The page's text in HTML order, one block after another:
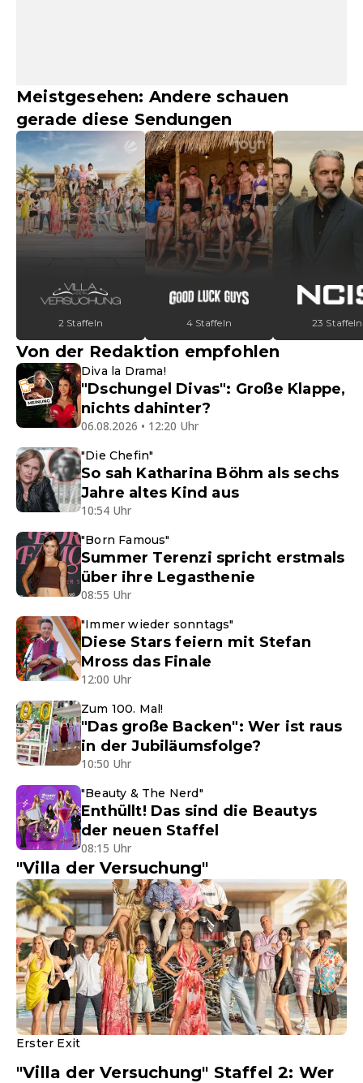
Meistgesehen: Andere schauen
gerade diese Sendungen
2 Staffeln 4 Staffeln 23 Staffeln
Von der Redaktion empfohlen
Diva la Drama!
"Dschungel Divas": Große Klappe,
nichts dahinter?
06.08.2026 • 12:20 Uhr
"Die Chefin"
So sah Katharina Böhm als sechs
Jahre altes Kind aus
10:54 Uhr
"Born Famous"
Summer Terenzi spricht erstmals
über ihre Legasthenie
08:55 Uhr
"Immer wieder sonntags"
Diese Stars feiern mit Stefan
Mross das Finale
12:00 Uhr
Zum 100. Mal!
"Das große Backen": Wer ist raus
in der Jubiläumsfolge?
10:50 Uhr
"Beauty & The Nerd"
Enthüllt! Das sind die Beautys
der neuen Staffel
08:15 Uhr
"Villa der Versuchung"
Erster Exit
"Villa der Versuchung" Staffel 2: Wer